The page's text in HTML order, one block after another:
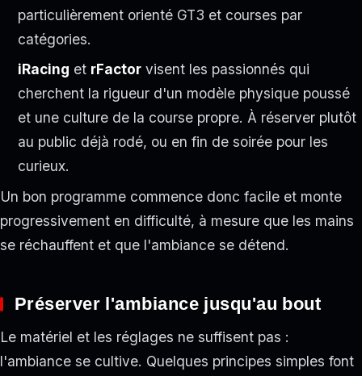
particulièrement orienté GT3 et courses par
catégories.
iRacing et rFactor visent les passionnés qui
cherchent la rigueur d'un modèle physique poussé
et une culture de la course propre. À réserver plutôt
au public déjà rodé, ou en fin de soirée pour les
curieux.
Un bon programme commence donc facile et monte
progressivement en difficulté, à mesure que les mains
se réchauffent et que l'ambiance se détend.
Préserver l'ambiance jusqu'au bout
Le matériel et les réglages ne suffisent pas :
l'ambiance se cultive. Quelques principes simples font